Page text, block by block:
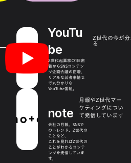
YouTu
be
Z世代の今が
る
Z世代起業家の1日密
着からSNSコンテン
ツ企画会議の密着、
リアルな若者事情ま
で丸分かりな
YouTube番組。
note
月報やZ世代マー
ケティングについ
て発信しています
会社の月報、SNSで
のトレンド、Z世代の
ことなど、
これを見ればZ世代の
ことがわかるコンテ
ンツを発信していま
す。